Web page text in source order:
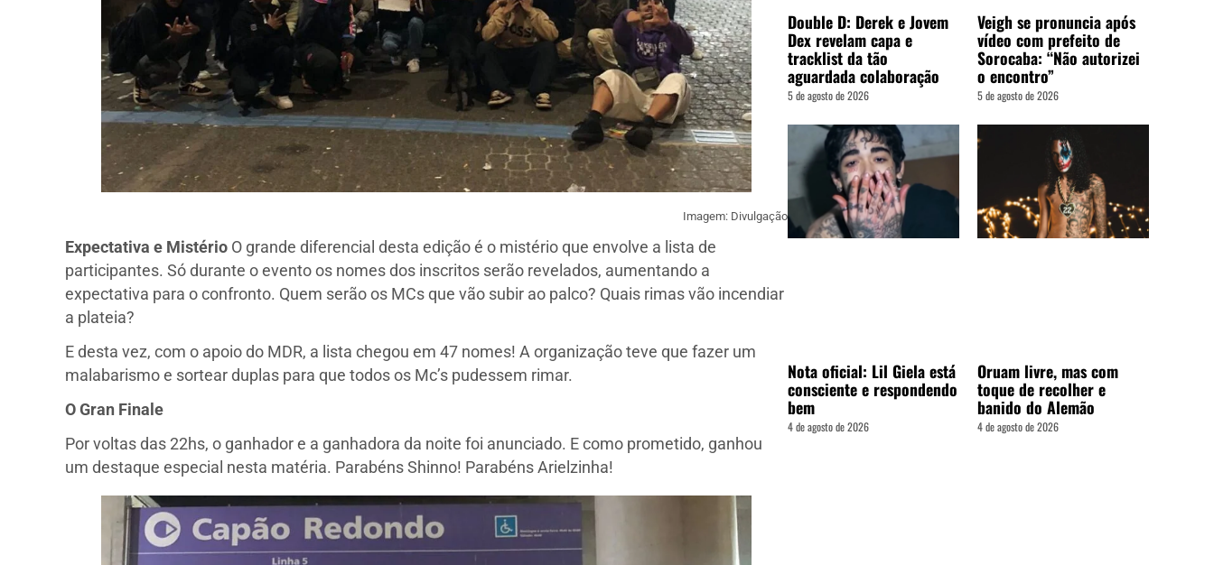
Imagem: Divulgação
Expectativa e Mistério O grande diferencial desta edição é o mistério que envolve a lista de
participantes. Só durante o evento os nomes dos inscritos serão revelados, aumentando a
expectativa para o confronto. Quem serão os MCs que vão subir ao palco? Quais rimas vão incendiar
a plateia?
E desta vez, com o apoio do MDR, a lista chegou em 47 nomes! A organização teve que fazer um
malabarismo e sortear duplas para que todos os Mc’s pudessem rimar.
O Gran Finale
Por voltas das 22hs, o ganhador e a ganhadora da noite foi anunciado. E como prometido, ganhou
um destaque especial nesta matéria. Parabéns Shinno! Parabéns Arielzinha!
Double D: Derek e Jovem
Dex revelam capa e
tracklist da tão
aguardada colaboração
5 de agosto de 2026
Veigh se pronuncia após
vídeo com prefeito de
Sorocaba: “Não autorizei
o encontro”
5 de agosto de 2026
Nota oficial: Lil Giela está
consciente e respondendo
bem
4 de agosto de 2026
Oruam livre, mas com
toque de recolher e
banido do Alemão
4 de agosto de 2026